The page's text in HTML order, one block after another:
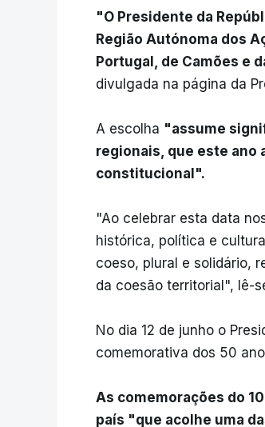
"O Presidente da
Região Autónoma dos
Portugal, de Camões e
divulgada na página da
A escolha "assume
regionais, que este ano
constitucional".
"Ao celebrar esta data
histórica, política e
coeso, plural e solidário,
da coesão territorial", lê-
No dia 12 de junho o
comemorativa dos 50
As comemorações do
país "que acolhe uma